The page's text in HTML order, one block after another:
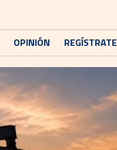
OPINIÓN REGÍSTRATE